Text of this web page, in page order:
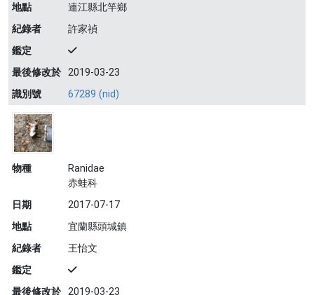
地點
連江縣北竿鄉
紀錄者
許家禎
鑑定
最後修改於 2019-03-23
識別號
67289 (nid)
物種
Ranidae
赤蛙科
日期
2017-07-17
地點
宜蘭縣頭城鎮
紀錄者
王怡文
鑑定
最後修改於 2019-03-23